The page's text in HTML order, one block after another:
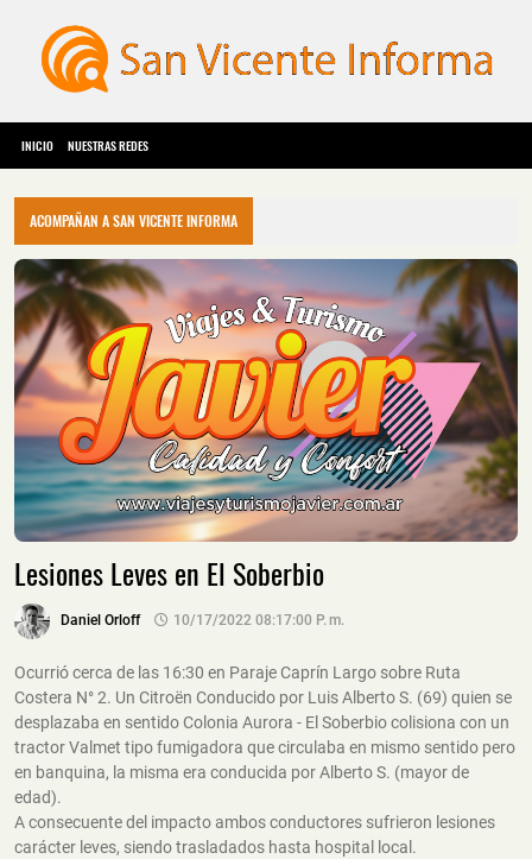
INICIO NUESTRAS REDES
ACOMPAÑAN A SAN VICENTE INFORMA
Lesiones Leves en El Soberbio
Daniel Orloff 10/17/2022 08:17:00 P. M.
Ocurrió cerca de las 16:30 en Paraje Caprín Largo sobre Ruta
Costera N° 2. Un Citroën Conducido por Luis Alberto S. (69) quien se
desplazaba en sentido Colonia Aurora - El Soberbio colisiona con un
tractor Valmet tipo fumigadora que circulaba en mismo sentido pero
en banquina, la misma era conducida por Alberto S. (mayor de
edad).
A consecuente del impacto ambos conductores sufrieron lesiones
carácter leves, siendo trasladados hasta hospital local.